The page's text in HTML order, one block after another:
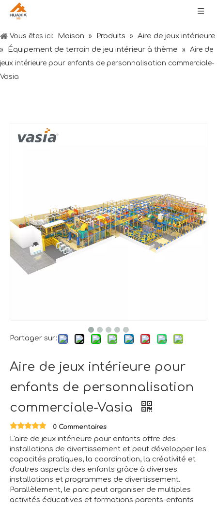
Vous êtes ici: Maison » Produits » Aire de jeux intérieure
» Équipement de terrain de jeu intérieur à thème »
Aire de
jeux intérieure pour enfants de personnalisation commerciale-
Vasia
Partager sur:
Aire de jeux intérieure pour
enfants de personnalisation
commerciale-Vasia
0 Commentaires
L'aire de jeux intérieure pour enfants offre des
installations de divertissement et peut développer les
capacités pratiques, la coordination, la créativité et
d'autres aspects des enfants grâce à diverses
installations et programmes de divertissement.
Parallèlement, le parc peut organiser de multiples
activités éducatives et formations parents-enfants